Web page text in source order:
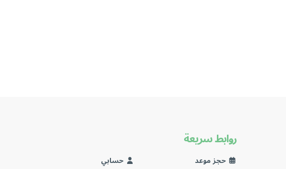
روابط سريعة
حجز موعد حسابي